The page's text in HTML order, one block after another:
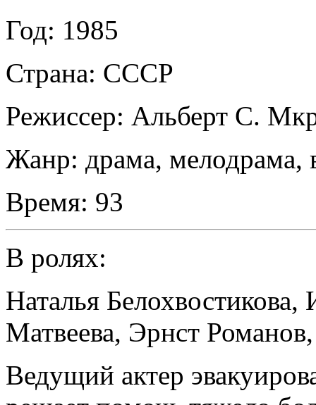
Год: 1985
Страна: СССР
Режиссер: Альберт С.
Жанр: драма, мелодрама,
Время: 93
В ролях:
Наталья Белохвостикова,
Матвеева, Эрнст Романов
Ведущий актер